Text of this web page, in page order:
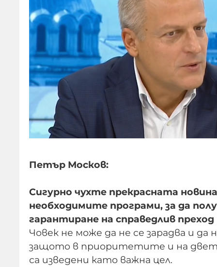
Петър Москов:
Сигурно чухте прекрасната
необходимите програми, за да
гарантиране на справедлив
Човек не може да не се зарадва и
защото в приоритетите и на
са изведени като важна цел.